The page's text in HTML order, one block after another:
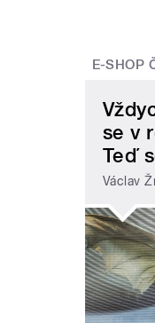
E-SHOP
se v
Teď
Václav